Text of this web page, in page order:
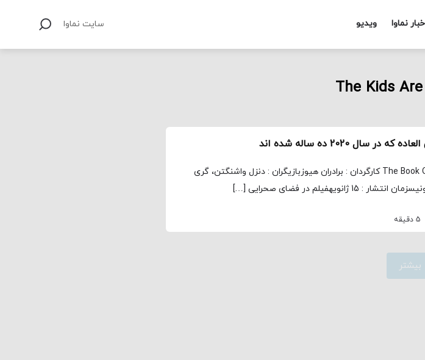
نماوا ویدیو سایت نماوا
The Kids
کتاب الی The Book Of Eli کارگردان : برادران هیوزبازیگران : دنزل واشنگتن، گری
: 15 ژانویهفیلم در فضای صحرایی […]
5 دقیقه
بیشتر